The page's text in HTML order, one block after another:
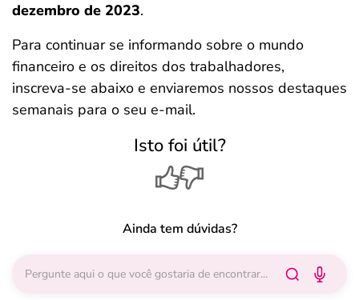
dezembro de 2023.
Para continuar se informando sobre o mundo
financeiro e os direitos dos trabalhadores,
inscreva-se abaixo e enviaremos nossos destaques
semanais para o seu e-mail.
Isto foi útil?
Ainda tem dúvidas?